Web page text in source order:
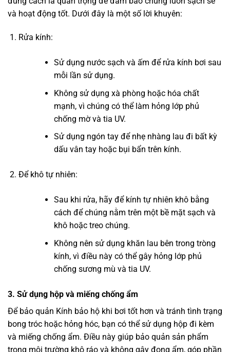
và hoạt động tốt. Dưới đây là một số lời khuyên:
Rửa kính:
Sử dụng nước sạch và ấm để rửa kính bơi sau
mỗi lần sử dụng.
Không sử dụng xà phòng hoặc hóa chất
mạnh, vì chúng có thể làm hỏng lớp phủ
chống mờ và tia UV.
Sử dụng ngón tay để nhẹ nhàng lau đi bất kỳ
dấu vân tay hoặc bụi bẩn trên kính.
Để khô tự nhiên:
Sau khi rửa, hãy để kính tự nhiên khô bằng
cách để chúng nằm trên một bề mặt sạch và
khô hoặc treo chúng.
Không nên sử dụng khăn lau bên trong tròng
kính, vì điều này có thể gây hỏng lớp phủ
chống sương mù và tia UV.
3. Sử dụng hộp và miếng chống ẩm
Để bảo quản Kính bảo hộ khi bơi tốt hơn và tránh tình trạng
bong tróc hoặc hỏng hóc, bạn có thể sử dụng hộp đi kèm
và miếng chống ẩm. Điều này giúp bảo quản sản phẩm
trong môi trường khô ráo và không gây đọng ẩm, góp phần